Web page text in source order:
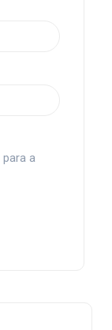
a